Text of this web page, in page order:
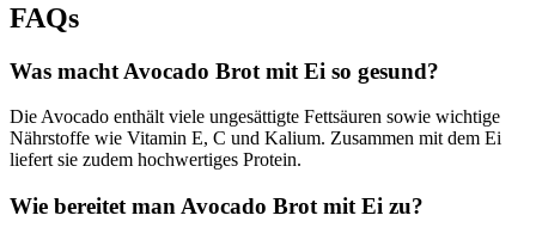
FAQs
Was macht Avocado Brot mit Ei so gesund?
Die Avocado enthält viele ungesättigte Fettsäuren sowie wichtige
Nährstoffe wie Vitamin E, C und Kalium. Zusammen mit dem Ei
liefert sie zudem hochwertiges Protein.
Wie bereitet man Avocado Brot mit Ei zu?